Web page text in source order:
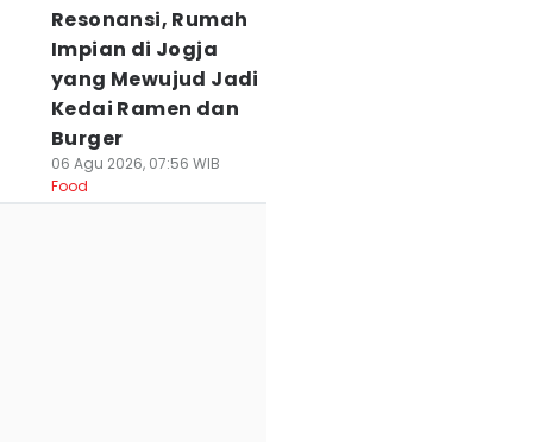
Resonansi, Rumah
Impian di Jogja
yang Mewujud Jadi
Kedai Ramen dan
Burger
06 Agu 2026, 07:56 WIB
Food